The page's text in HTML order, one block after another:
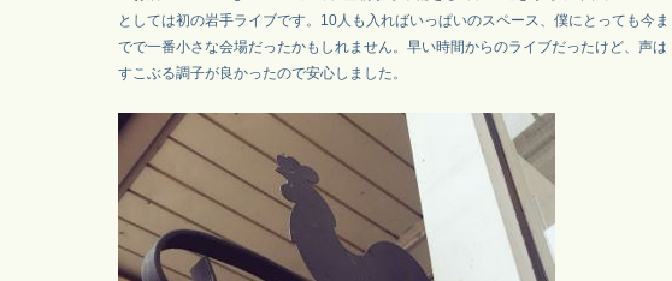
としては初の岩手ライブです。10人も入ればいっぱいのスペース、僕にとっても今ま
でで一番小さな会場だったかもしれません。早い時間からのライブだったけど、声は
すこぶる調子が良かったので安心しました。